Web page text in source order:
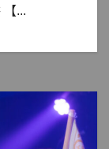
【...